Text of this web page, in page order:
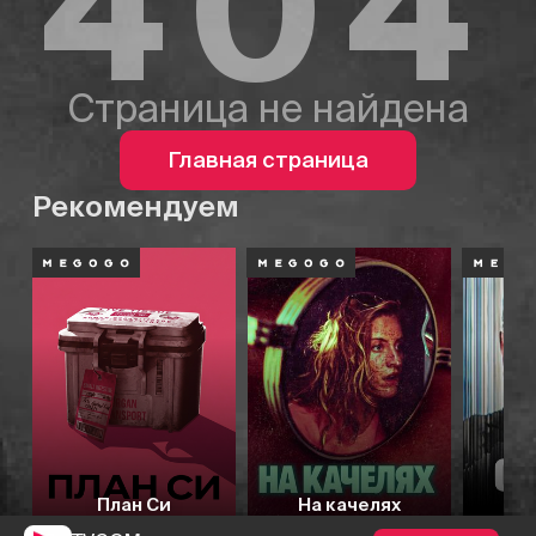
Страница не найдена
Главная страница
Рекомендуем
План Си На качелях